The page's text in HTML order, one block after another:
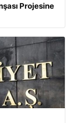
Projesine